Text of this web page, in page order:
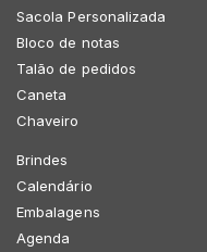
Sacola Personalizada
Bloco de notas
Talão de pedidos
Caneta
Chaveiro
Brindes
Calendário
Embalagens
Agenda